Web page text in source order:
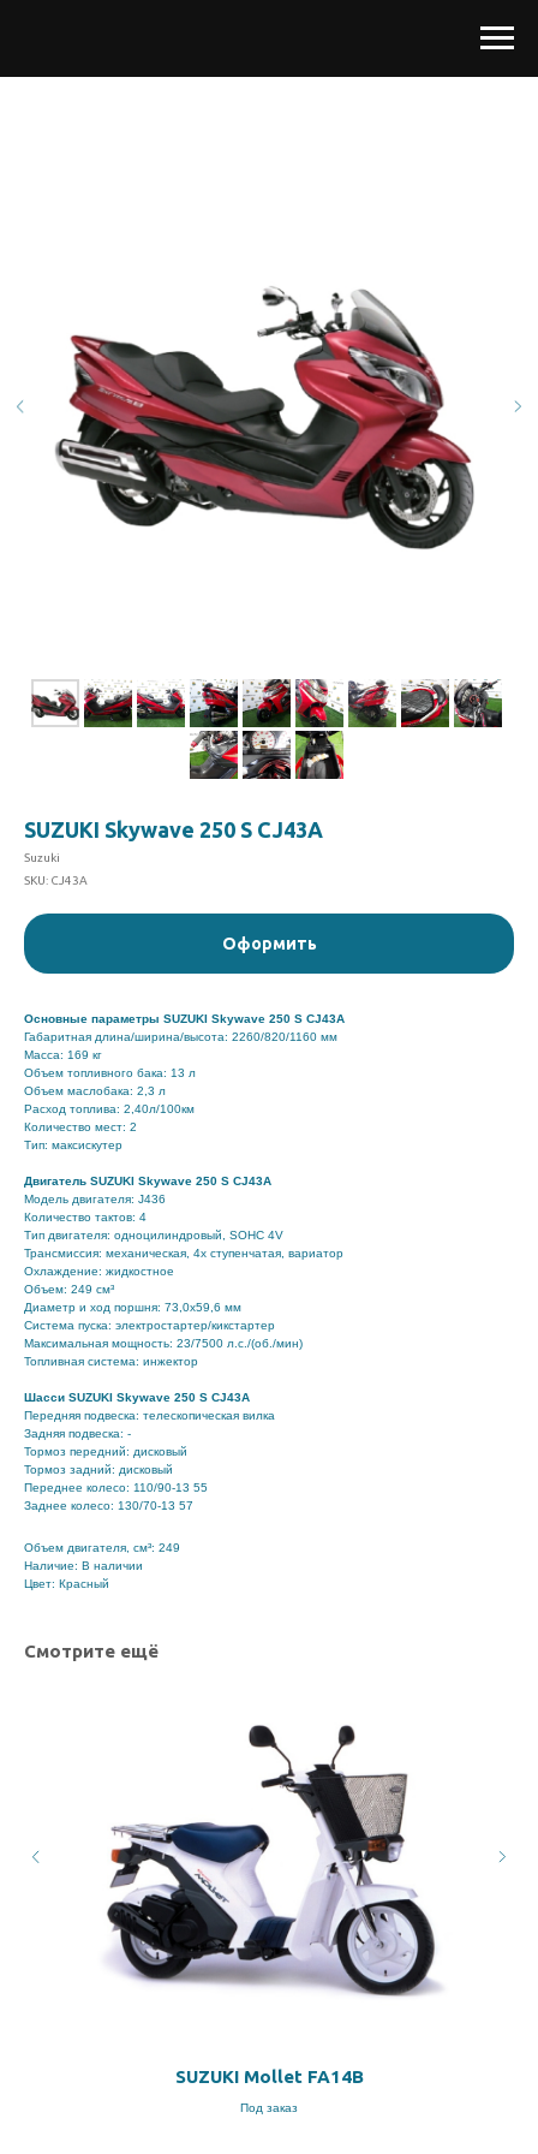
SUZUKI Skywave 250 S CJ43A​
Suzuki
SKU: CJ43A
Оформить
Основные параметры SUZUKI Skywave 250 S CJ43A
Габаритная длина/ширина/высота: 2260/820/1160 мм
Масса: 169 кг
Объем топливного бака: 13 л
Объем маслобака: 2,3 л
Расход топлива: 2,40л/100км
Количество мест: 2
Тип: максискутер
Двигатель SUZUKI Skywave 250 S CJ43A
Модель двигателя: J436
Количество тактов: 4
Тип двигателя: одноцилиндровый, SOHC 4V
Трансмиссия: механическая, 4х ступенчатая, вариатор
Охлаждение: жидкостное
Объем: 249 см³
Диаметр и ход поршня: 73,0x59,6 мм
Система пуска: электростартер/кикстартер
Максимальная мощность: 23/7500 л.с./(об./мин)
Топливная система: инжектор
Шасси SUZUKI Skywave 250 S CJ43A
Передняя подвеска: телескопическая вилка
Задняя подвеска: -
Тормоз передний: дисковый
Тормоз задний: дисковый
Переднее колесо: 110/90-13 55
Заднее колесо: 130/70-13 57
Объем двигателя, см³: 249
Наличие: В наличии
Цвет: Красный
Смотрите ещё
SUZUKI Mollet FA14B
Под заказ